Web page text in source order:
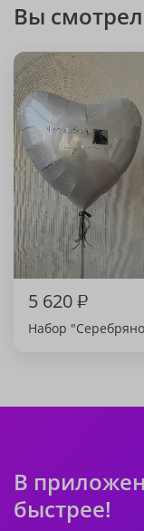
Вы
5 620₽
Набор
В
быстрее!